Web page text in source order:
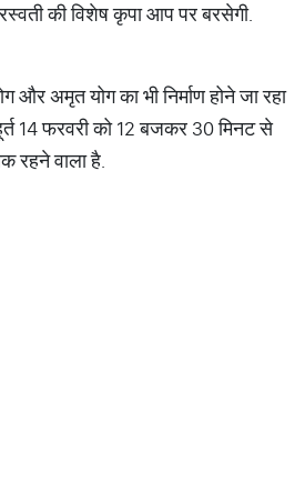
की विशेष कृपा आप पर बरसेगी.
और अमृत योग का भी निर्माण होने जा रहा
14 फरवरी को 12 बजकर 30 मिनट से
रहने वाला है.